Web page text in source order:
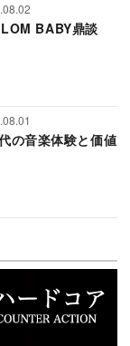
BABY鼎談
の音楽体験と価値